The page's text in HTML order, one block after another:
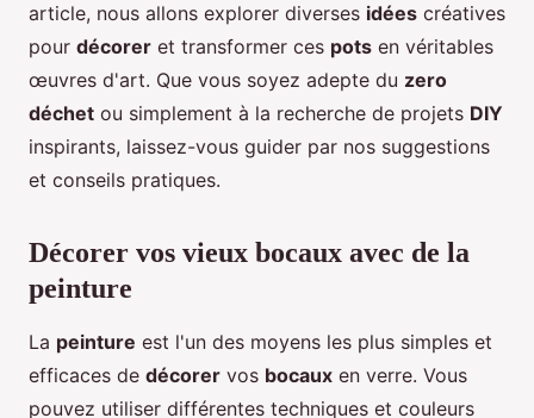
article, nous allons explorer diverses idées créatives
pour décorer et transformer ces pots en véritables
œuvres d'art. Que vous soyez adepte du zero
déchet ou simplement à la recherche de projets DIY
inspirants, laissez-vous guider par nos suggestions
et conseils pratiques.
Décorer vos vieux bocaux avec de la
peinture
La peinture est l'un des moyens les plus simples et
efficaces de décorer vos bocaux en verre. Vous
pouvez utiliser différentes techniques et couleurs